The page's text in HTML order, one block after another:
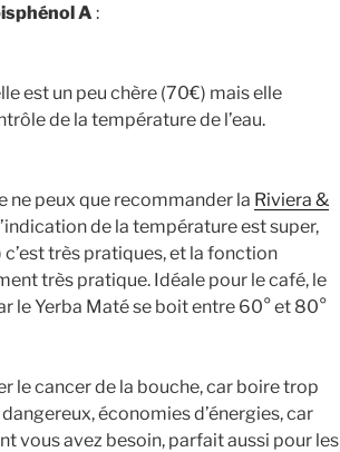
A :
est un peu chère (70€) mais elle
de la température de l’eau.
ne peux que recommander la Riviera &
de la température est super,
très pratiques, et la fonction
très pratique. Idéale pour le café, le
le Yerba Maté se boit entre 60° et 80°
le cancer de la bouche, car boire trop
économies d’énergies, car
vous avez besoin, parfait aussi pour les